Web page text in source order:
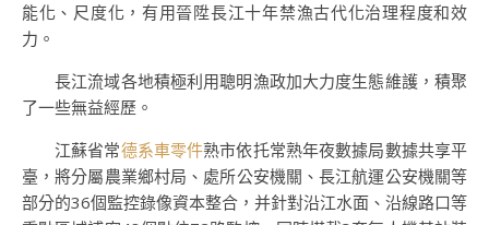
能化、尺度化，有用晉陞長江十年禁漁古代化治理程度和效
力。
長江流域各地積極利用聰明漁政加大力度生態維護，積聚
了一些無益經歷。
江蘇省常德系車零件熟市依托常熟年夜數據局數據共享平
臺，將分屬農業鄉村局、處所公安機關、長江航運公安機關等
部分的36個監控錄像資本整合，并針對沿江水面、沿線路口等